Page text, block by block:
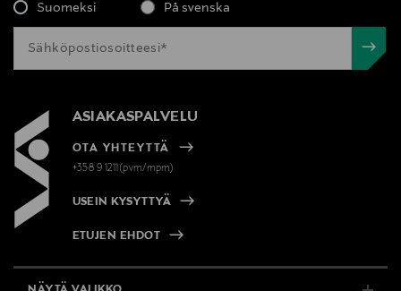
Suomeksi På svenska
ASIAKASPALVELU
OTA YHTEYTTÄ
+358 9 1211(pvm/mpm)
USEIN KYSYTTYÄ
ETUJEN EHDOT